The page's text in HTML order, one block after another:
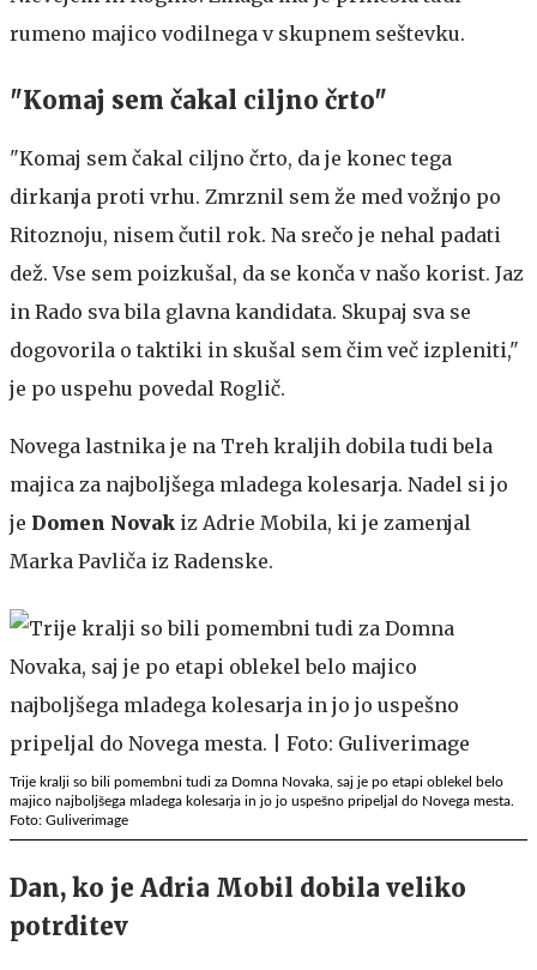
rumeno majico vodilnega v skupnem seštevku.
"Komaj sem čakal ciljno črto"
"Komaj sem čakal ciljno črto, da je konec tega
dirkanja proti vrhu. Zmrznil sem že med vožnjo po
Ritoznoju, nisem čutil rok. Na srečo je nehal padati
dež. Vse sem poizkušal, da se konča v našo korist. Jaz
in Rado sva bila glavna kandidata. Skupaj sva se
dogovorila o taktiki in skušal sem čim več izpleniti,"
je po uspehu povedal Roglič.
Novega lastnika je na Treh kraljih dobila tudi bela
majica za najboljšega mladega kolesarja. Nadel si jo
je Domen Novak iz Adrie Mobila, ki je zamenjal
Marka Pavliča iz Radenske.
Trije kralji so bili pomembni tudi za Domna Novaka, saj je po etapi oblekel belo
majico najboljšega mladega kolesarja in jo jo uspešno pripeljal do Novega mesta.
Foto: Guliverimage
Dan, ko je Adria Mobil dobila veliko
potrditev